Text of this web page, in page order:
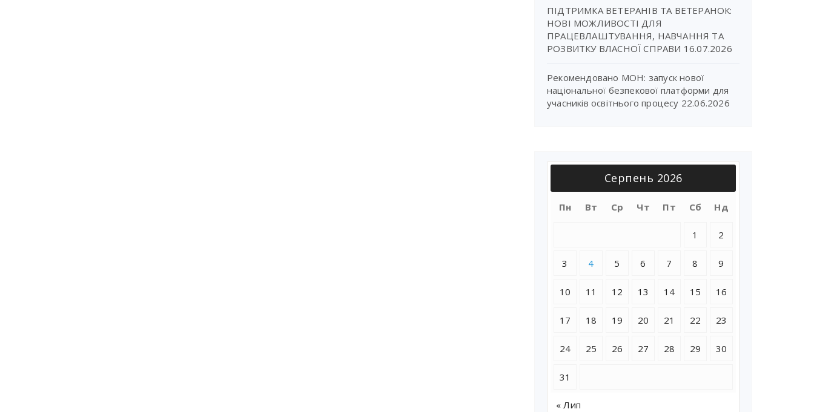
ПІДТРИМКА ВЕТЕРАНІВ ТА ВЕТЕРАНОК:
НОВІ МОЖЛИВОСТІ ДЛЯ
ПРАЦЕВЛАШТУВАННЯ, НАВЧАННЯ ТА
РОЗВИТКУ ВЛАСНОЇ СПРАВИ 16.07.2026
Рекомендовано МОН: запуск нової
національної безпекової платформи для
учасників освітнього процесу 22.06.2026
Серпень 2026
Пн Вт Ср Чт Пт Сб Нд
1 2
3 4 5 6 7 8 9
10 11 12 13 14 15 16
17 18 19 20 21 22 23
24 25 26 27 28 29 30
31
« Лип